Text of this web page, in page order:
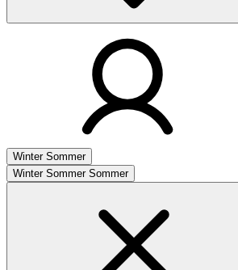
Winter Sommer
Winter Sommer Sommer